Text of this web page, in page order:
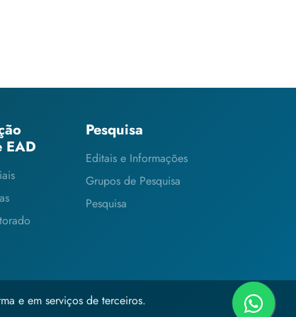
EAD
Pesquisa
Editais e Informações
Grupos de Pesquisa
Pesquisa
e em serviços de terceiros.